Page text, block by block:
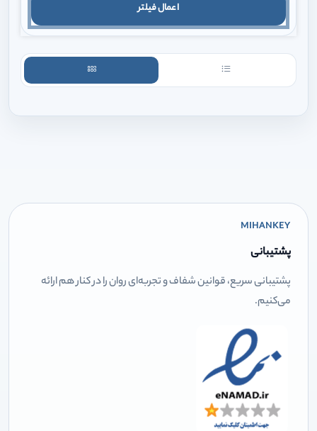
اعمال فیلتر
MIHANKEY
پشتیبانی
پشتیبانی سریع، قوانین شفاف و تجربه‌ای روان را در کنار هم ارائه
می‌کنیم.